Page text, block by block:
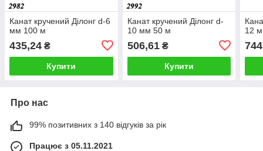
Канат кручений Ділонг d-6
мм 100 м
435,24 ₴
Купити
Канат кручений Ділонг d-
10 мм 50 м
506,61₴
Купити
12
Про нас
99% позитивних з 140 відгуків за рік
Працює з 05.11.2021